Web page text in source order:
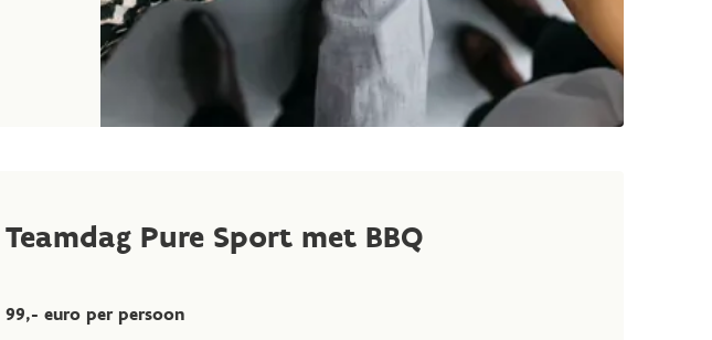
Teamdag Pure Sport met BBQ
99,- euro per persoon